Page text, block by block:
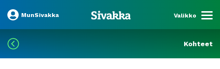
MunSivakka Valikko
Kohteet